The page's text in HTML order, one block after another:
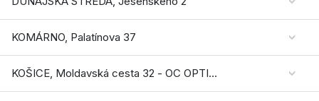
KOMÁRNO, Palatínova 37
KOŠICE, Moldavská cesta 32 - OC OPTIMA